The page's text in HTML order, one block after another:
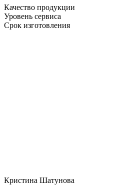
Качество продукции
Уровень сервиса
Срок изготовления
Кристина Шатунова